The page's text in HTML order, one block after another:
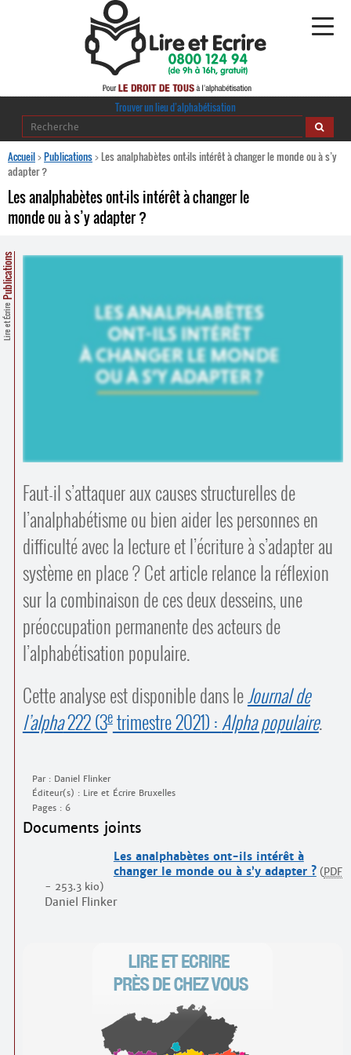
Alphabétisation
Regards croisés
Publications
Comprendre et parler
Espace presse
Contacts
Trouver un lieu d’alphabétisation
Trouver un lieu d’alphabétisation
Accueil>Publications>Les analphabètes ont-ils intérêt à changer le monde ou à s’y
adapter ?
Les analphabètes ont-ils intérêt à changer le
monde ou à s’y adapter ?
Lire et Écrire
Publications
Faut-il s’attaquer aux causes structurelles de
l’analphabétisme ou bien aider les personnes en
difficulté avec la lecture et l’écriture à s’adapter au
système en place ? Cet article relance la réflexion
sur la combinaison de ces deux desseins, une
préoccupation permanente des acteurs de
l’alphabétisation populaire.
Cette analyse est disponible dans leJournal de
l’alpha222 (3etrimestre 2021) :Alpha populaire.
Par : Daniel Flinker
Éditeur(s) : Lire et Écrire Bruxelles
Pages : 6
Documents joints
Les analphabètes ont-ils intérêt à
changer le monde ou à s’y adapter ? (PDF
- 253.3 kio)
Daniel Flinker